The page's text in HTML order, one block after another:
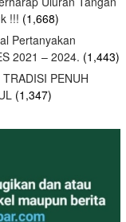
!!! (1,668)
Pertanyakan
2021 – 2024. (1,443)
PENUH
(1,347)